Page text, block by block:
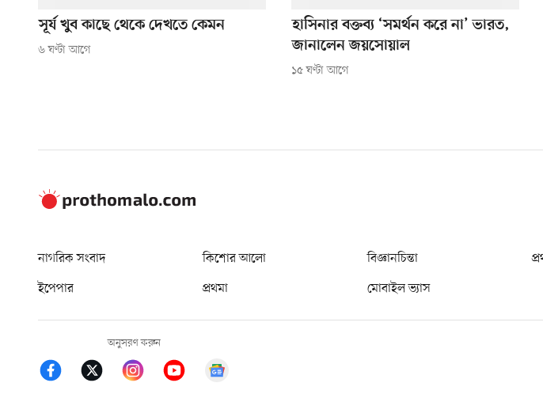
সূর্য খুব কাছে থেকে দেখতে কেমন
৬ ঘণ্টা আগে
হাসিনার বক্তব্য ‘সমর্থন করে না’ ভারত,
জানালেন জয়সোয়াল
১৫ ঘণ্টা আগে
নাগরিক সংবাদ কিশোর আলো বিজ্ঞানচিন্তা
ইপেপার
প্রথমা মোবাইল ভ্যাস
অনুসরণ করুন